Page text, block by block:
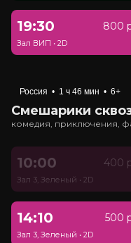
19:30 800
Зал ВИП • 2D
Россия • 1 ч 46 мин • 6+
Смешарики
комедия, приключения,
10:00 400
Зал 3, Зеленый • 2D
14:10 500
Зал 3, Зеленый • 2D